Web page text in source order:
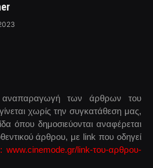
αναπαραγωγή των άρθρων του
χωρίς την συγκατάθεση μας,
όπου δημοσιεύονται αναφέρεται
άρθρου, με link που οδηγεί
www.cinemode.gr/link-του-αρθρου-